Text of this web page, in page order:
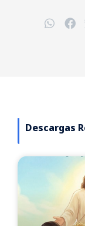
Descargas